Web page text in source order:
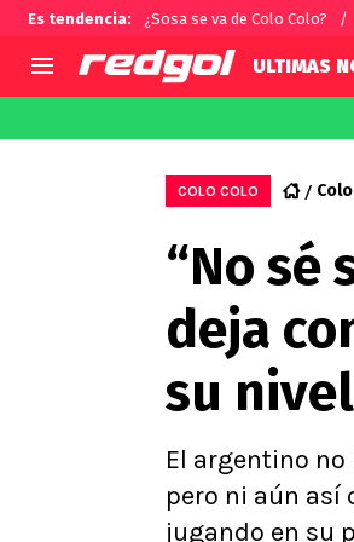
Es tendencia: ¿Sosa se va de Colo Colo?
Selección
U de Chile
U Católica
Campeonato
Primera B
Segunda
Supercopa
Campeonato
ULTIMAS
COLO COLO
“No sé
deja
su
El argentino
pero ni aún así
jugando en su